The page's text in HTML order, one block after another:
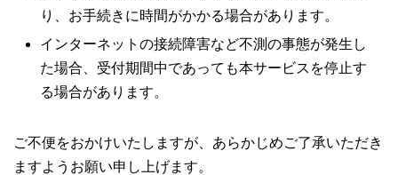
り、お手続きに時間がかかる場合があります。
インターネットの接続障害など不測の事態が発生し
た場合、受付期間中であっても本サービスを停止す
る場合があります。
ご不便をおかけいたしますが、あらかじめご了承いただき
ますようお願い申し上げます。